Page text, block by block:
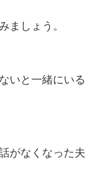
ましょう。
いと一緒にいる
がなくなった夫